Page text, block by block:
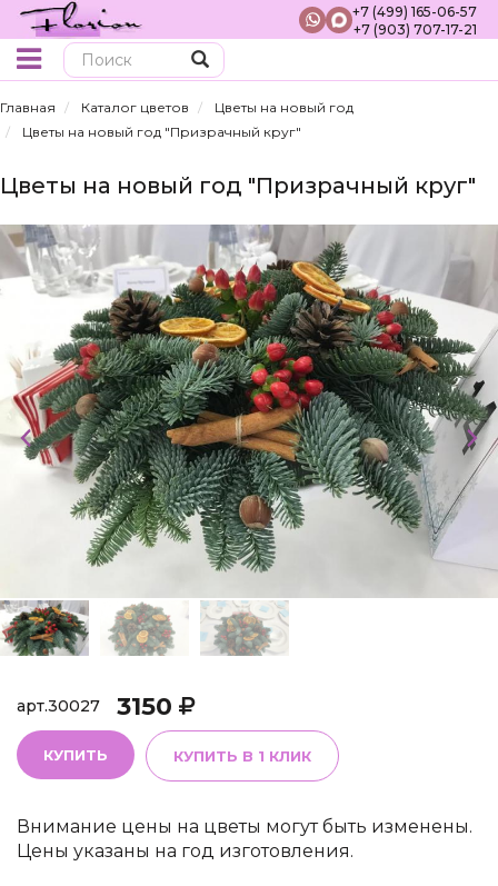
+7 (499) 165-06-57
+7 (903) 707-17-21
Главная Каталог цветов
Цветы на новый год
Цветы на новый год "Призрачный круг"
Цветы на новый год "Призрачный круг"
арт.30027 3150
КУПИТЬ КУПИТЬ В 1 КЛИК
Внимание цены на цветы могут быть изменены.
Цены указаны на год изготовления.